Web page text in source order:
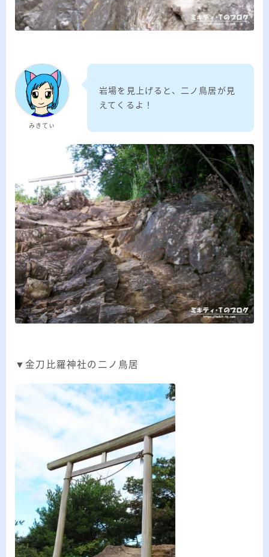
みきてぃ
岩場を見上げると、二ノ鳥居が見
えてくるよ！
▼金刀比羅神社の二ノ鳥居